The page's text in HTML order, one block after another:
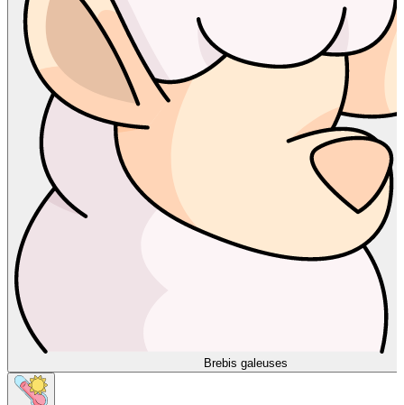
Brebis galeuses